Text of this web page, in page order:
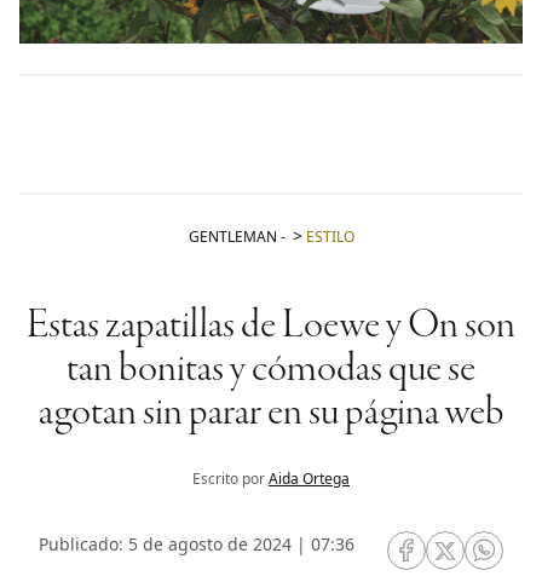
GENTLEMAN - ESTILO
Estas zapatillas de Loewe y On son
tan bonitas y cómodas que se
agotan sin parar en su página web
Escrito porAida Ortega
Publicado: 5 de agosto de 2024 | 07:36
RRSS Facebook
RRSSRRSS